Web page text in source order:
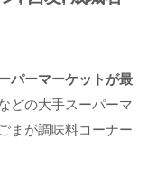
パーマーケットが最
どの大手スーパーマ
まが調味料コーナー